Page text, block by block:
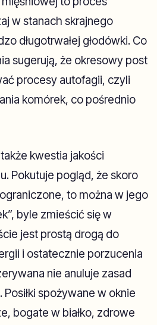
w stanach skrajnego
długotrwałej głodówki. Co
sugerują, że okresowy post
procesy autofagii, czyli
komórek, co pośrednio
kwestia jakości
Pokutuje pogląd, że skoro
to można w jego
byle zmieścić się w
jest prostą drogą do
i ostatecznie porzucenia
nie anuluje zasad
spożywane w oknie
bogate w białko, zdrowe